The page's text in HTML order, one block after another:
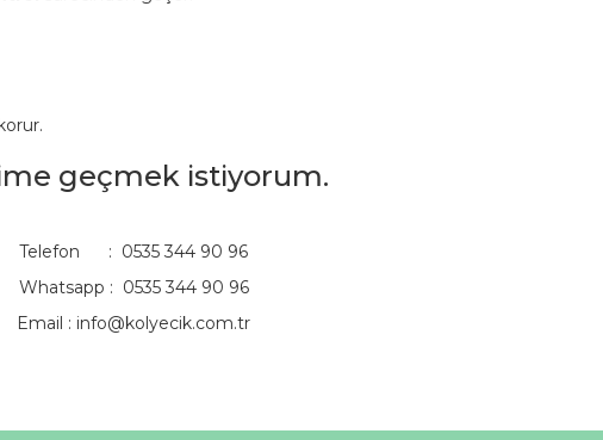
geçmek istiyorum.
Telefon : 0535 344 90 96
Whatsapp : 0535 344 90 96
Email : info@kolyecik.com.tr